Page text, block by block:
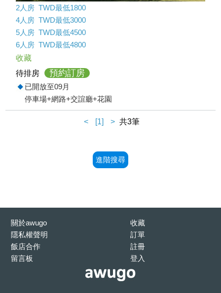
2人房 TWD最低1800
4人房 TWD最低3000
5人房 TWD最低4500
6人房 TWD最低4800
收藏
待排房
預約訂房
已開放至09月
停車場+網路+交誼廳+花園
< [1] > 共3筆
進階搜尋
關於awugo
隱私權聲明
飯店合作
留言板
收藏
訂單
註冊
登入